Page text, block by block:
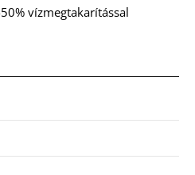
vízmegtakarítással